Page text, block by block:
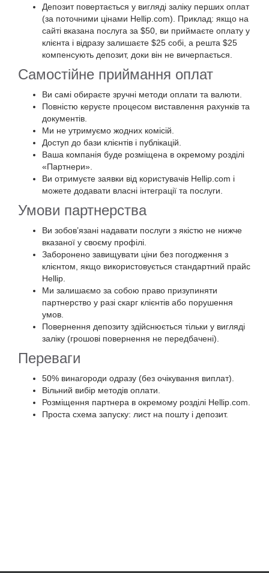
Депозит повертається у вигляді заліку перших оплат
(за поточними цінами Hellip.com). Приклад: якщо на
сайті вказана послуга за $50, ви приймаєте оплату у
клієнта і відразу залишаєте $25 собі, а решта $25
компенсують депозит, доки він не вичерпається.
Самостійне приймання оплат
Ви самі обираєте зручні методи оплати та валюти.
Повністю керуєте процесом виставлення рахунків та
документів.
Ми не утримуємо жодних комісій.
Доступ до бази клієнтів і публікацій.
Ваша компанія буде розміщена в окремому розділі
«Партнери».
Ви отримуєте заявки від користувачів Hellip.com і
можете додавати власні інтеграції та послуги.
Умови партнерства
Ви зобов’язані надавати послуги з якістю не нижче
вказаної у своєму профілі.
Заборонено завищувати ціни без погодження з
клієнтом, якщо використовується стандартний прайс
Hellip.
Ми залишаємо за собою право призупиняти
партнерство у разі скарг клієнтів або порушення
умов.
Повернення депозиту здійснюється тільки у вигляді
заліку (грошові повернення не передбачені).
Переваги
50% винагороди одразу (без очікування виплат).
Вільний вибір методів оплати.
Розміщення партнера в окремому розділі Hellip.com.
Проста схема запуску: лист на пошту і депозит.